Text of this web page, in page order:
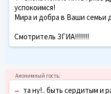
успокоимся!
Мира и добра в Ваши семьи
Смотритель ЗГИА!!!!!!!
– та ну!.. быть сердитым и